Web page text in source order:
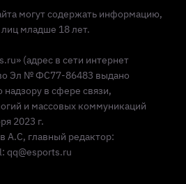
могут содержать информацию,
младше 18 лет.
(адрес в сети интернет
Эл № ФС77-86483 выдано
в сфере связи,
и массовых коммуникаций
2023 г.
А.С, главный редактор:
qq@esports.ru